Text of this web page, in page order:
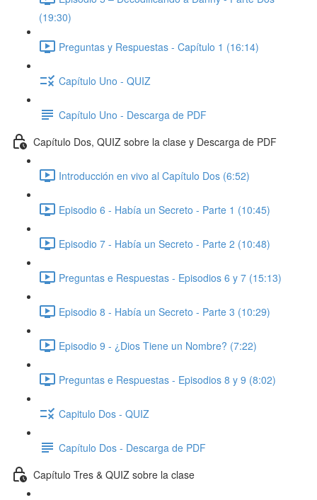
(19:30)
Preguntas y Respuestas - Capítulo 1 (16:14)
Capítulo Uno - QUIZ
Capítulo Uno - Descarga de PDF
Capítulo Dos, QUIZ sobre la clase y Descarga de PDF
Introducción en vivo al Capítulo Dos (6:52)
Episodio 6 - Había un Secreto - Parte 1 (10:45)
Episodio 7 - Había un Secreto - Parte 2 (10:48)
Preguntas e Respuestas - Episodios 6 y 7 (15:13)
Episodio 8 - Había un Secreto - Parte 3 (10:29)
Episodio 9 - ¿Dios Tiene un Nombre? (7:22)
Preguntas e Respuestas - Episodios 8 y 9 (8:02)
Capitulo Dos - QUIZ
Capítulo Dos - Descarga de PDF
Capítulo Tres & QUIZ sobre la clase